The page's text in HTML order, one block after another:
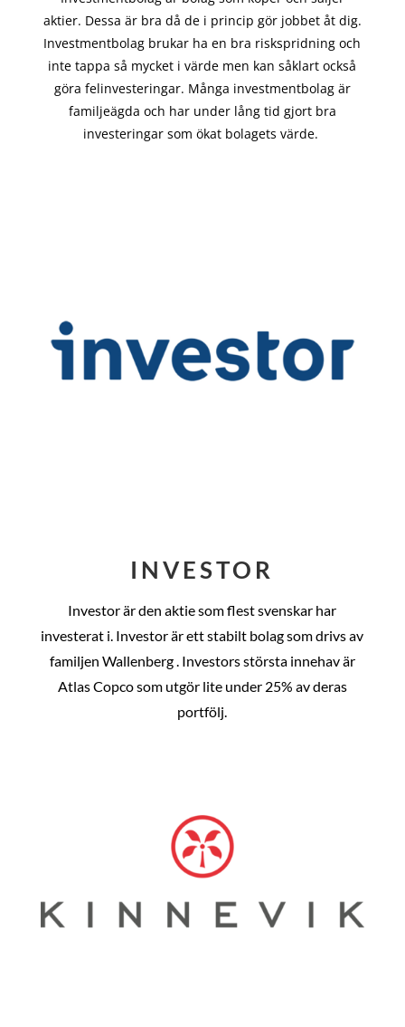
aktier. Dessa är bra då de i princip görjobbet åt dig.
Investmentbolag brukar ha en bra riskspridning och
inte tappa så mycket i värde men kan såklart också
göra felinvesteringar. Många investmentbolag är
familjeägda och har under lång tid gjort bra
investeringar som ökat bolagets värde.
INVESTOR
Investor är den aktie som flest svenskar har
investerat i. Investor är ett stabilt bolag som drivs av
familjen Wallenberg . Investors största innehav är
Atlas Copco som utgör lite under 25% av deras
portfölj.